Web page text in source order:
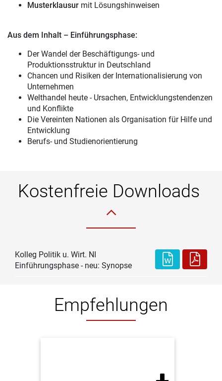
Musterklausur mit Lösungshinweisen
Aus dem Inhalt – Einführungsphase:
Der Wandel der Beschäftigungs- und
Produktionsstruktur in Deutschland
Chancen und Risiken der Internationalisierung von
Unternehmen
Welthandel heute - Ursachen, Entwicklungstendenzen
und Konflikte
Die Vereinten Nationen als Organisation für Hilfe und
Entwicklung
Berufs- und Studienorientierung
Kostenfreie Downloads
Kolleg Politik u. Wirt. NI
Einführungsphase - neu: Synopse
Empfehlungen